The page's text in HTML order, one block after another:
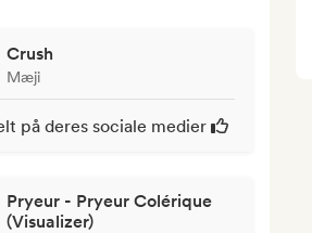
Crush
Mæji
på deres sociale medier
Pryeur - Pryeur Colérique
(Visualizer)